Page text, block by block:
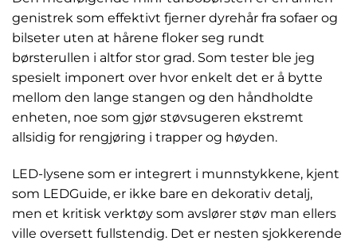
genistrek som effektivt fjerner dyrehår fra sofaer og
bilseter uten at hårene floker seg rundt
børsterullen i altfor stor grad. Som tester ble jeg
spesielt imponert over hvor enkelt det er å bytte
mellom den lange stangen og den håndholdte
enheten, noe som gjør støvsugeren ekstremt
allsidig for rengjøring i trapper og høyden.
LED-lysene som er integrert i munnstykkene, kjent
som LEDGuide, er ikke bare en dekorativ detalj,
men et kritisk verktøy som avslører støv man ellers
ville oversett fullstendig. Det er nesten sjokkerende